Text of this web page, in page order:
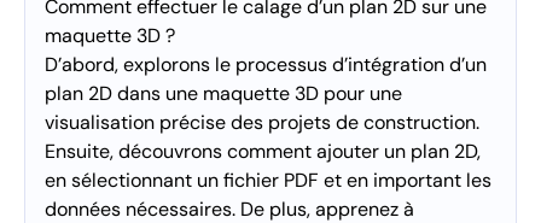
Comment effectuer le calage d’un plan 2D sur une
maquette 3D ?
D’abord, explorons le processus d’intégration d’un
plan 2D dans une maquette 3D pour une
visualisation précise des projets de construction.
Ensuite, découvrons comment ajouter un plan 2D,
en sélectionnant un fichier PDF et en important les
données nécessaires. De plus, apprenez à